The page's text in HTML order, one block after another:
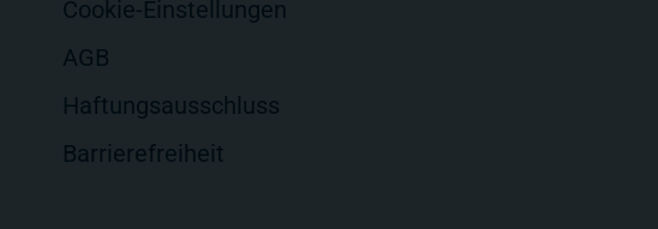
Cookie-Einstellungen
AGB
Haftungsausschluss
Barrierefreiheit